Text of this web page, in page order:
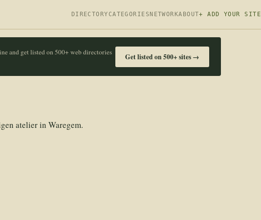
DIRECTORY CATEGORIES NETWORKABOUT+ ADD YOUR SITE
and get listed on 500+ web directories
Get listed on 500+ sites →
atelier in Waregem.